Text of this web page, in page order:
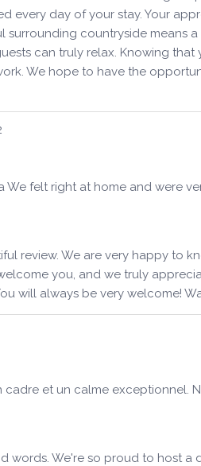
every day of your stay. Your
countryside means
can truly relax. Knowing
We hope to have the
felt right at home and were
review. We are very happy
you, and we truly
will always be very welcome!
et un calme exceptionnel.
words. We're so proud to host